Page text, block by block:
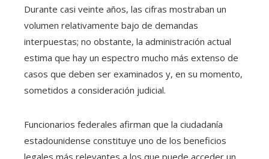
Durante casi veinte años, las cifras mostraban un
volumen relativamente bajo de demandas
interpuestas; no obstante, la administración actual
estima que hay un espectro mucho más extenso de
casos que deben ser examinados y, en su momento,
sometidos a consideración judicial.
Funcionarios federales afirman que la ciudadanía
estadounidense constituye uno de los beneficios
legales más relevantes a los que puede acceder un